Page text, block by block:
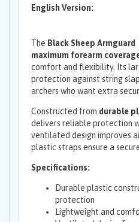
English Version:
The Black Sheep Armguard
maximum forearm
comfort and flexibility. Its
protection against string
archers who want extra
Constructed from durable
delivers reliable protection
ventilated design improves
plastic straps ensure a
Specifications:
Durable plastic
protection
Lightweight and